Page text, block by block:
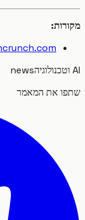
techcrunch.com
news
את המאמר